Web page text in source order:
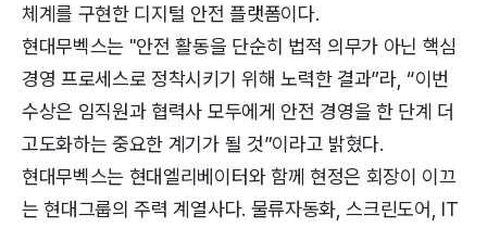
체계를 구현한 디지털 안전 플랫폼이다.
현대무벡스는 "안전 활동을 단순히 법적 의무가 아닌 핵심
경영 프로세스로 정착시키기 위해 노력한 결과”라, “이번
수상은 임직원과 협력사 모두에게 안전 경영을 한 단계 더
고도화하는 중요한 계기가 될 것”이라고 밝혔다.
현대무벡스는 현대엘리베이터와 함께 현정은 회장이 이끄
는 현대그룹의 주력 계열사다. 물류자동화, 스크린도어, IT